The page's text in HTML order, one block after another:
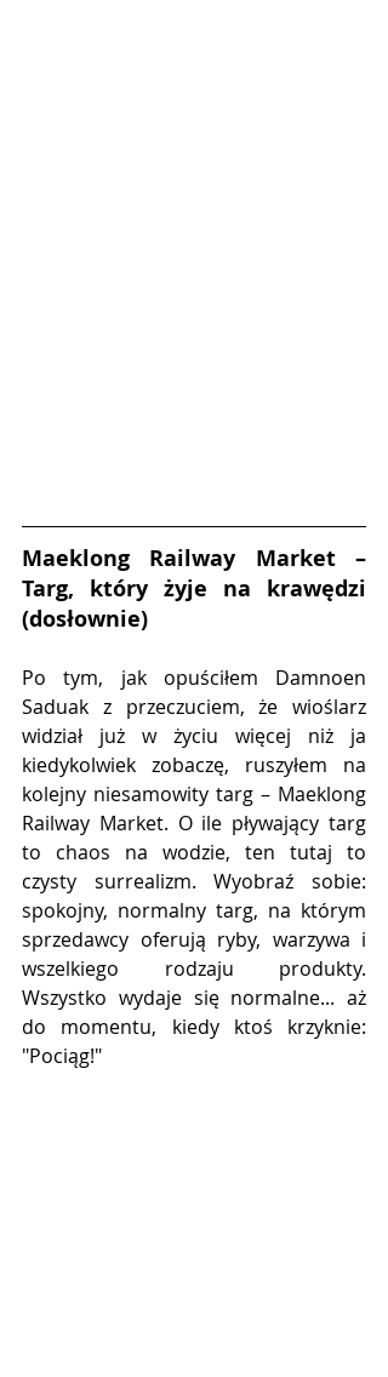
Maeklong Railway Market –
Targ, który żyje na krawędzi
(dosłownie)
Po tym, jak opuściłem Damnoen
Saduak z przeczuciem, że wioślarz
widział już w życiu więcej niż ja
kiedykolwiek zobaczę, ruszyłem na
kolejny niesamowity targ – Maeklong
Railway Market. O ile pływający targ
to chaos na wodzie, ten tutaj to
czysty surrealizm. Wyobraź sobie:
spokojny, normalny targ, na którym
sprzedawcy oferują ryby, warzywa i
wszelkiego rodzaju produkty.
Wszystko wydaje się normalne... aż
do momentu, kiedy ktoś krzyknie:
"Pociąg!"